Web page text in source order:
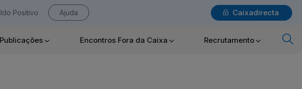
Positivo Ajuda Caixadirecta
Login
x
Publicações Encontros Fora da Caixa Recrutamento